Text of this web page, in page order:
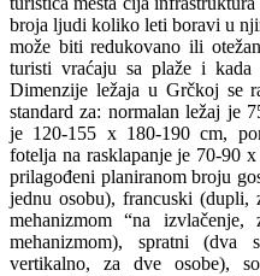
broja ljudi koliko leti boravi u
može biti redukovano ili
turisti vraćaju sa plaže i
Dimenzije ležaja u Grčkoj se
standard za: normalan ležaj je
je 120-155 x 180-190 cm,
fotelja na rasklapanje je 70-90
prilagođeni planiranom broju
jednu osobu), francuski (dupli,
mehanizmom “na
mehanizmom), spratni (dva
vertikalno, za dve osobe),